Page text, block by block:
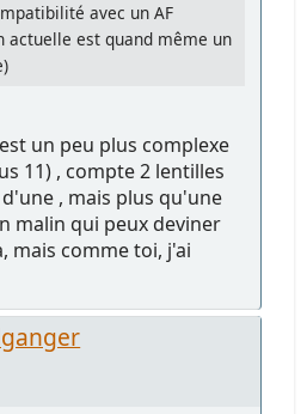
avec un AF
actuelle est quand même un
un peu plus complexe
11) , compte 2 lentilles
, mais plus qu'une
malin qui peux deviner
mais comme toi, j'ai